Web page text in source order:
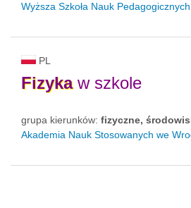
Wyższa Szkoła Nauk
PL
Fizykaw szkole
grupa kierunków: fizyczne,
Akademia Nauk Stosowanych we